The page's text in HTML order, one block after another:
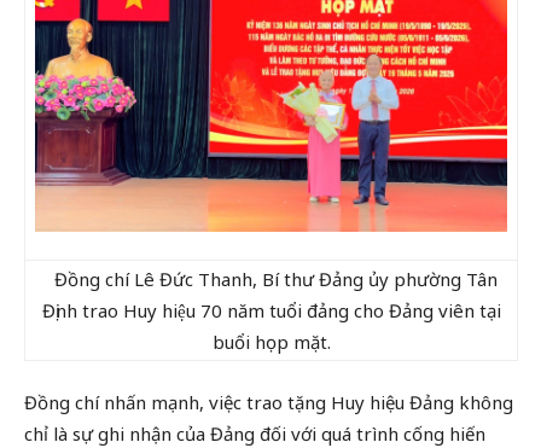
Đồng chí Lê Đức Thanh, Bí thư Đảng ủy phường Tân
Định trao Huy hiệu 70 năm tuổi đảng cho Đảng viên tại
buổi họp mặt.
Đồng chí nhấn mạnh, việc trao tặng Huy hiệu Đảng không
chỉ là sự ghi nhận của Đảng đối với quá trình cống hiến